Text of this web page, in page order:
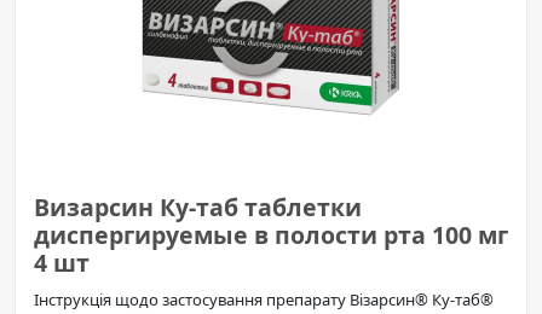
Визарсин Ку-таб таблетки
диспергируемые в полости рта 100 мг
4 шт
Інструкція щодо застосування препарату Візарсин® Ку-таб®